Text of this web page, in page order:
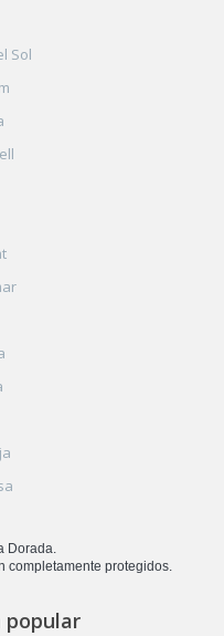
Sol
Dorada.
completamente protegidos.
popular